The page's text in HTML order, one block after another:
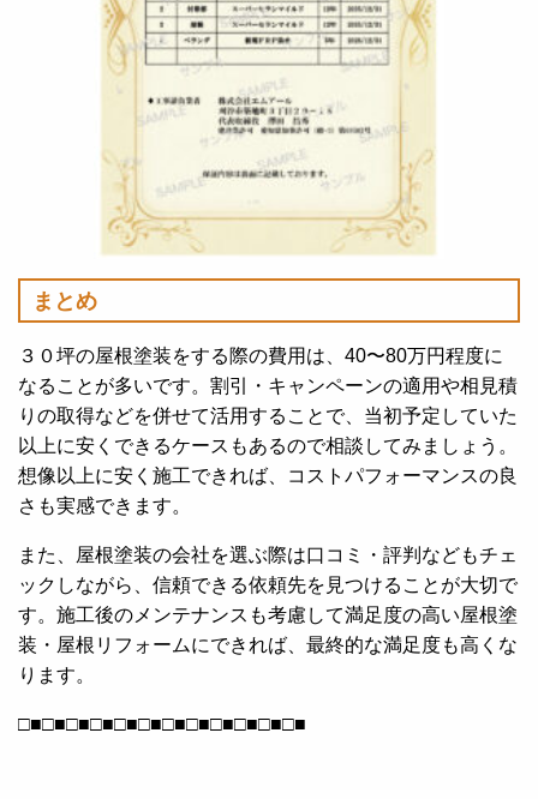
まとめ
３０坪の屋根塗装をする際の費用は、40〜80万円程度に
なることが多いです。割引・キャンペーンの適用や相見積
りの取得などを併せて活用することで、当初予定していた
以上に安くできるケースもあるので相談してみましょう。
想像以上に安く施工できれば、コストパフォーマンスの良
さも実感できます。
また、屋根塗装の会社を選ぶ際は口コミ・評判などもチェ
ックしながら、信頼できる依頼先を見つけることが大切で
す。施工後のメンテナンスも考慮して満足度の高い屋根塗
装・屋根リフォームにできれば、最終的な満足度も高くな
ります。
□■□■□■□■□■□■□■□■□■□■□■□■